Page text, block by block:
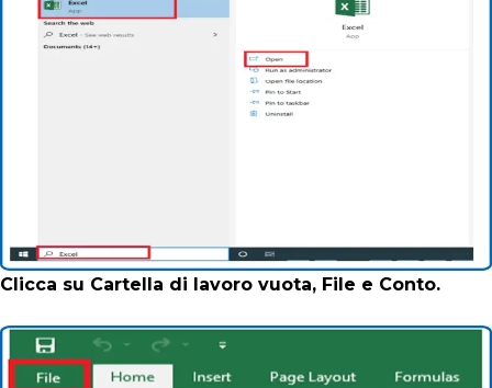
Clicca su Cartella di lavoro vuota, File e Conto.